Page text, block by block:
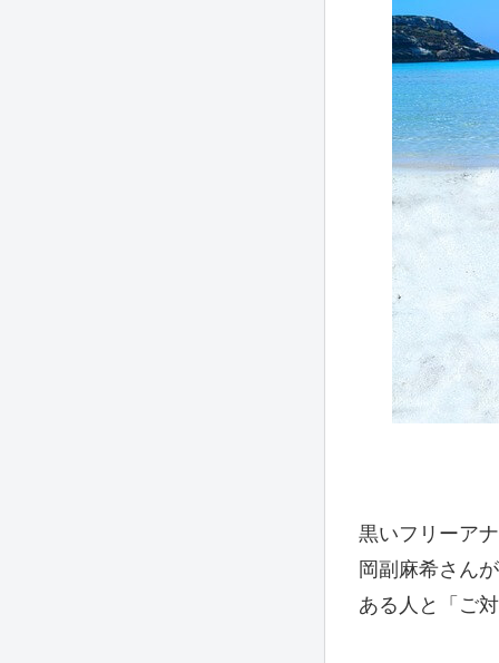
黒いフリーア
岡副麻希さん
ある人と「ご